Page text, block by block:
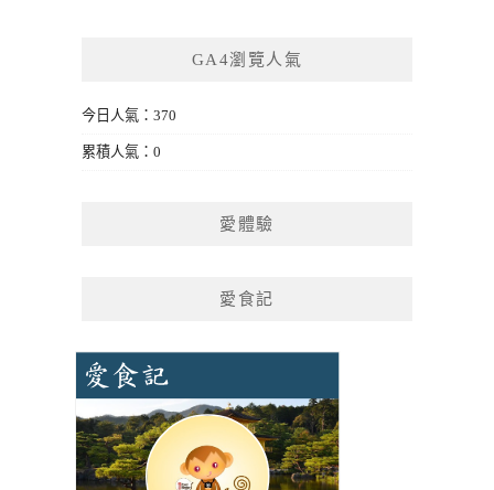
GA4瀏覽人氣
今日人氣：370
累積人氣：0
愛體驗
愛食記